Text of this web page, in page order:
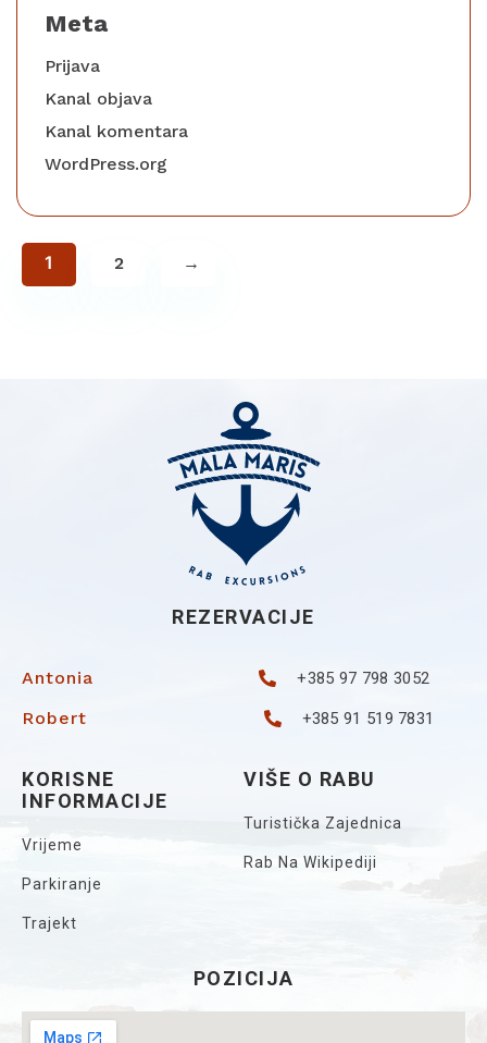
Meta
Prijava
Kanal objava
Kanal komentara
WordPress.org
1 2 →
REZERVACIJE
Antonia +385 97 798 3052
Robert +385 91 519 7831
KORISNE
INFORMACIJE
Vrijeme
Parkiranje
Trajekt
VIŠE O RABU
Turistička Zajednica
Rab Na Wikipediji
POZICIJA